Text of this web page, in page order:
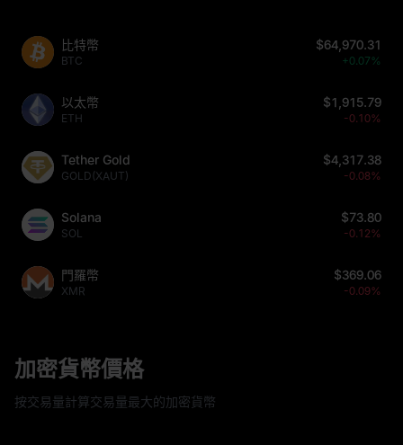
比特幣
BTC
$64,970.31
+0.07%
以太幣
ETH
$1,915.79
-0.10%
Tether Gold
GOLD(XAUT)
$4,317.38
-0.08%
Solana
SOL
$73.80
-0.12%
門羅幣
XMR
$369.06
-0.09%
加密貨幣價格
按交易量計算交易量最大的加密貨幣